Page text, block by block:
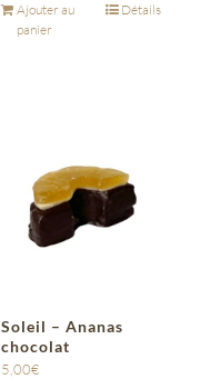
Ajouter au
panier
Détails
Soleil – Ananas
chocolat
5,00€